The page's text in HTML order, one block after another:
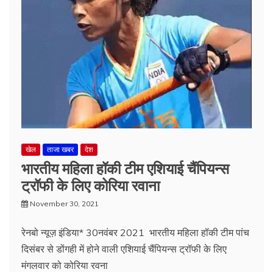
खेल ताजा खबर देश
भारतीय महिला हॉकी टीम एशियाई चैंपियन्स
ट्रॉफी के लिए कोरिया रवाना
November 30, 2021
रेनबो न्यूज़ इंडिया* 30नवंबर 2021 भारतीय महिला हॉकी टीम पांच
दिसंबर से डोंगही में होने वाली एशियाई चैंपियन्स ट्रॉफी के लिए
मंगलवार को कोरिया रवना